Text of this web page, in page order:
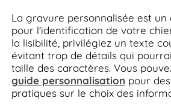
La gravure personnalisée est un
pour l'identification de votre
la lisibilité, privilégiez un texte
évitant trop de détails qui
taille des caractères. Vous
guide personnalisation pour
pratiques sur le choix des